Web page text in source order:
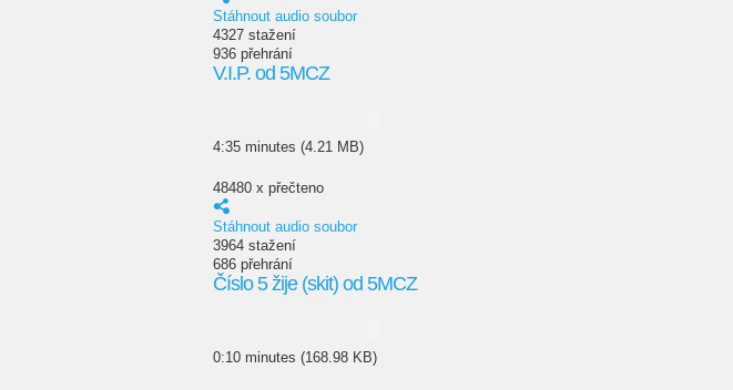
Stáhnout audio soubor
4327 stažení
936 přehrání
V.I.P. od 5MCZ
4:35 minutes (4.21 MB)
48480 x přečteno
Stáhnout audio soubor
3964 stažení
686 přehrání
Číslo 5 žije (skit) od 5MCZ
0:10 minutes (168.98 KB)